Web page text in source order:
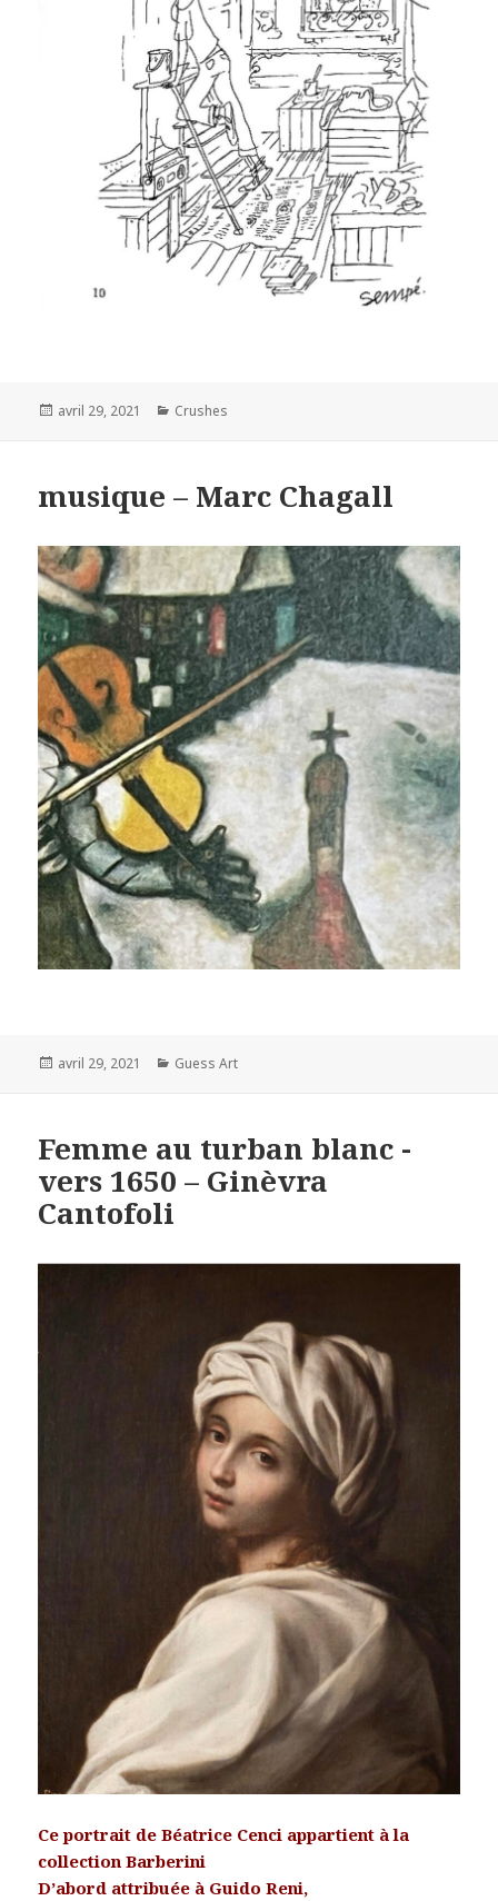
Posted
avril 29, 2021 Categories
Crushes
musique – Marc Chagall
Posted
avril 29, 2021 Categories
Guess Art
Femme au turban blanc -
vers 1650 – Ginèvra
Cantofoli
Ce portrait de Béatrice Cenci appartient à la
collection Barberini
D’abord attribuée à Guido Reni,